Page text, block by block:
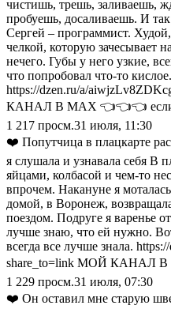
чистишь, трешь, заливаешь,
пробуешь, досаливаешь. И
Сергей – программист.
челкой, которую зачесывает
нечего. Губы у него узкие,
что попробовал что-то кислое.
https://dzen.ru/a/
КАНАЛ В МАХ 👈👈👈 если
1 217 просм.31 июля, 11:30
❤️ Попутчица в плацкарте
я слушала и узнавала себя В
яйцами, колбасой и чем-то
впрочем. Накануне я
домой, в Воронеж,
поездом. Подруге я варенье
лучше знаю, что ей нужно.
всегда все лучше знала.
share_to=link МОЙ КАНАЛ
1 229 просм.31 июля, 07:30
❤️ Он оставил мне старую